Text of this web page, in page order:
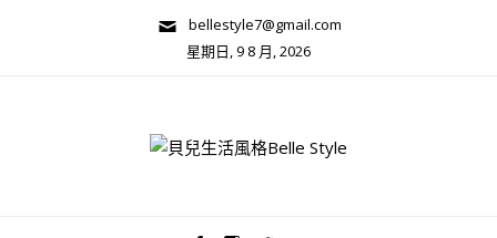
bellestyle7@gmail.com
星期日, 9 8 月, 2026